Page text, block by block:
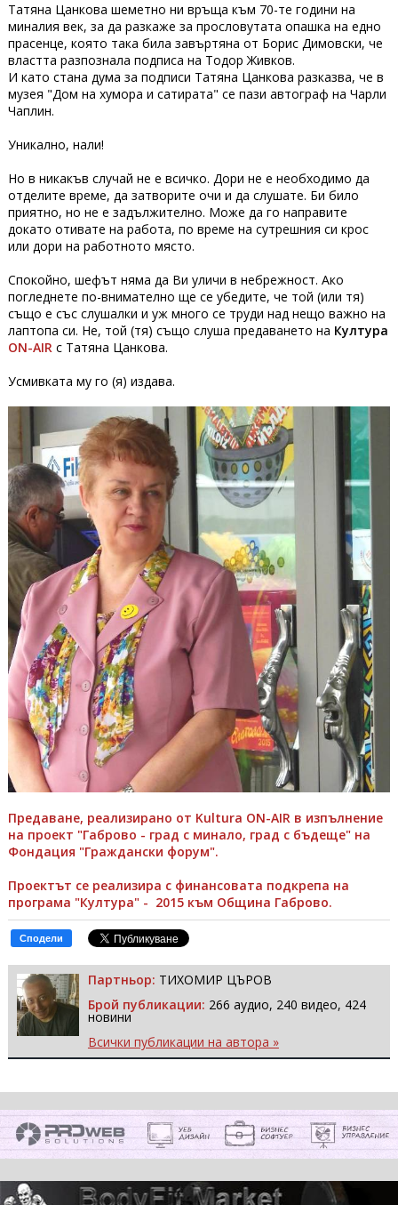
Татяна Цанкова шеметно ни връща към 70-те години на
миналия век, за да разкаже за прословутата опашка на едно
прасенце, която така била завъртяна от Борис Димовски, че
властта разпознала подписа на Тодор Живков.
И като стана дума за подписи Татяна Цанкова разказва, че в
музея "Дом на хумора и сатирата" се пази автограф на Чарли
Чаплин.
Уникално, нали!
Но в никакъв случай не е всичко. Дори не е необходимо да
отделите време, да затворите очи и да слушате. Би било
приятно, но не е задължително. Може да го направите
докато отивате на работа, по време на сутрешния си крос
или дори на работното място.
Спокойно, шефът няма да Ви уличи в небрежност. Ако
погледнете по-внимателно ще се убедите, че той (или тя)
също е със слушалки и уж много се труди над нещо важно на
лаптопа си. Не, той (тя) също слуша предаването на Култура
ON-AIRс Татяна Цанкова.
Усмивката му го (я) издава.
Предаване, реализирано от Kultura ON-AIR в изпълнение
на проект "Габрово - град с минало, град с бъдеще" на
Фондация "Граждански форум".
Проектът се реализира с финансовата подкрепа на
програма "Култура" - 2015 към Община Габрово.
Сподели
Партньор: ТИХОМИР ЦЪРОВ
Брой публикации: 266 аудио, 240 видео, 424
новини
Всички публикации на автора »